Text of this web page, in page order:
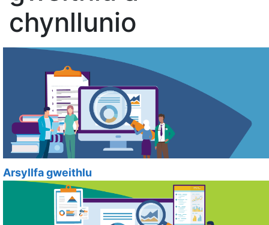
chynllunio
Arsyllfa gweithlu